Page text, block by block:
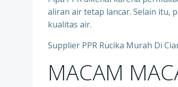
aliran air tetap lancar. Selain itu,
kualitas air.
Supplier PPR Rucika Murah Di
MACAM